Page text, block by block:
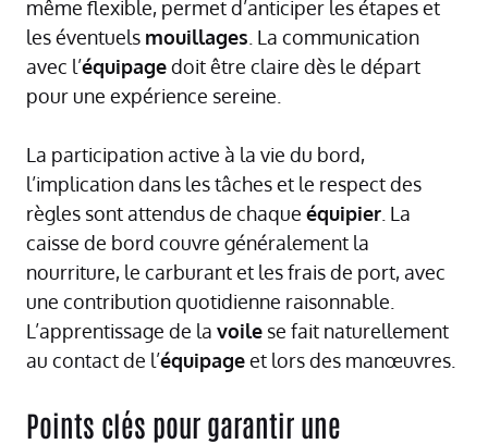
même flexible, permet d’anticiper les étapes et
les éventuels mouillages . La communication
avec l’équipagedoit être claire dès le départ
pour une expérience sereine.
La participation active à la vie du bord,
l’implication dans les tâches et le respect des
règles sont attendus de chaque équipier . La
caisse de bord couvre généralement la
nourriture, le carburant et les frais de port, avec
une contribution quotidienne raisonnable.
L’apprentissage de la voile se fait naturellement
au contact de l’équipageet lors des manœuvres.
Points clés pour garantir une